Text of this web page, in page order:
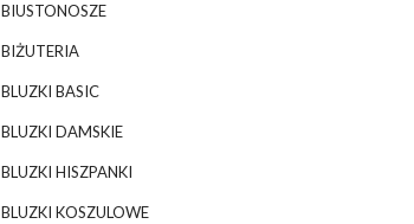
BIUSTONOSZE
BIŻUTERIA
BLUZKI BASIC
BLUZKI DAMSKIE
BLUZKI HISZPANKI
BLUZKI KOSZULOWE